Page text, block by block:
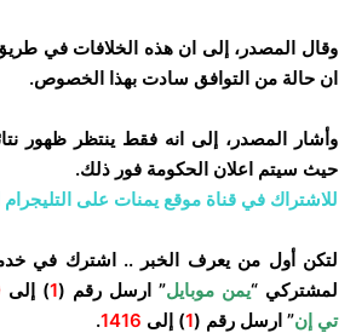
وقال المصدر، إلى ان هذه الخلافات في
ان حالة من التوافق سادت بهذا الخصوص.
وأشار المصدر، إلى انه فقط ينتظر ظهور
حيث سيتم اعلان الحكومة فور ذلك.
للاشتراك في قناة موقع يمنات على التليجرام
لتكن أول من يعرف الخبر .. اشترك في
لمشتركي “يمن موبايل” ارسل رقم (1) إلى
تي إن” ارسل رقم (1) إلى 1416
.